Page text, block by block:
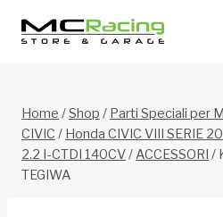
Home /Shop / Parti Speciali per
CIVIC / Honda CIVIC VIII SERIE
2.2 I-CTDI 140CV/ACCESSORI /
TEGIWA